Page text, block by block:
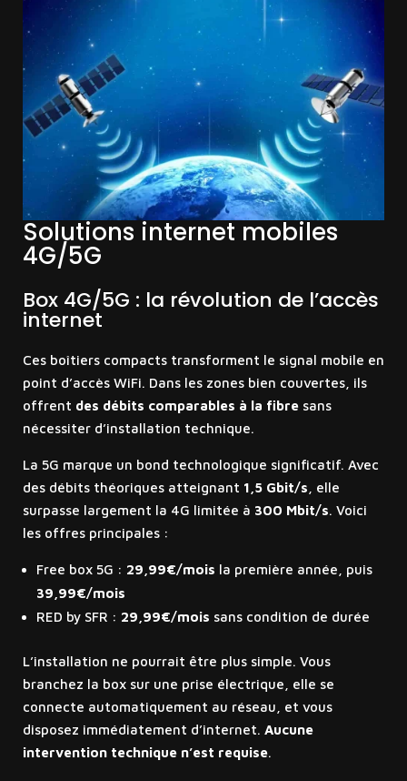
Solutions internet mobiles
4G/5G
Box 4G/5G : la révolution de l’accès
internet
Ces boîtiers compacts transforment le signal mobile en
point d’accès WiFi. Dans les zones bien couvertes, ils
offrent des débits comparables à la fibresans
nécessiter d’installation technique.
La 5G marque un bond technologique significatif. Avec
des débits théoriques atteignant 1,5 Gbit/s , elle
surpasse largement la 4G limitée à 300 Mbit/s. Voici
les offres principales :
Free box 5G : 29,99€/mois la première année, puis
39,99€/mois
RED by SFR : 29,99€/mois sans condition de durée
L’installation ne pourrait être plus simple. Vous
branchez la box sur une prise électrique, elle se
connecte automatiquement au réseau, et vous
disposez immédiatement d’internet. Aucune
intervention technique n’est requise.